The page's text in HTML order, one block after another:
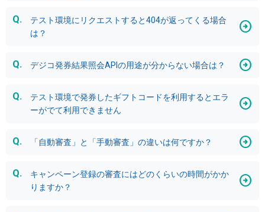
テスト環境にリクエストすると404が返ってくる場合
は？
デジコ発券結果照会APIの用途が分からない場合は？
テスト環境で発券したギフトコードを利用するとエラ
ーがでて利用できません
「自動審査」と「手動審査」の違いは何ですか？
キャンペーン登録の審査にはどのくらいの時間がかか
りますか？